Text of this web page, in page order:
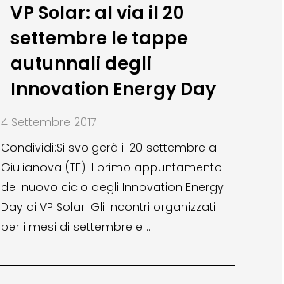
VP Solar: al via il 20
settembre le tappe
autunnali degli
Innovation Energy Day
4 Settembre 2017
Condividi:Si svolgerà il 20 settembre a
Giulianova (TE) il primo appuntamento
del nuovo ciclo degli Innovation Energy
Day di VP Solar. Gli incontri organizzati
per i mesi di settembre e …